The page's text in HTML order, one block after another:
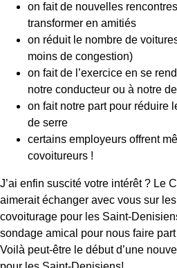
on fait de nouvelles
transformer en amitiés
on réduit le nombre de
moins de congestion)
on fait de l’exercice en se
notre conducteur ou à notre
on fait notre part pour réduire
de serre
certains employeurs offrent
covoitureurs !
J’ai enfin suscité votre intérêt ? Le
aimerait échanger avec vous sur
covoiturage pour les Saint-
sondage amical pour nous faire
Voilà peut-être le début d’une